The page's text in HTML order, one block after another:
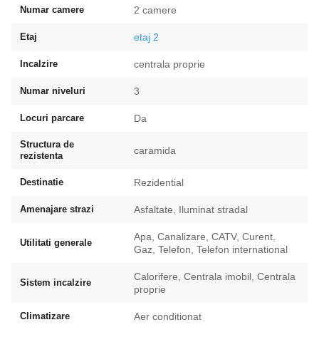
Numar camere 2 camere
Etaj etaj 2
Incalzire centrala proprie
Numar niveluri 3
Locuri parcare Da
Structura de
rezistenta
caramida
Destinatie Rezidential
Amenajare strazi Asfaltate, Iluminat stradal
Utilitati generale
Apa, Canalizare, CATV, Curent,
Gaz, Telefon, Telefon international
Sistem incalzire
Calorifere, Centrala imobil, Centrala
proprie
Climatizare Aer conditionat